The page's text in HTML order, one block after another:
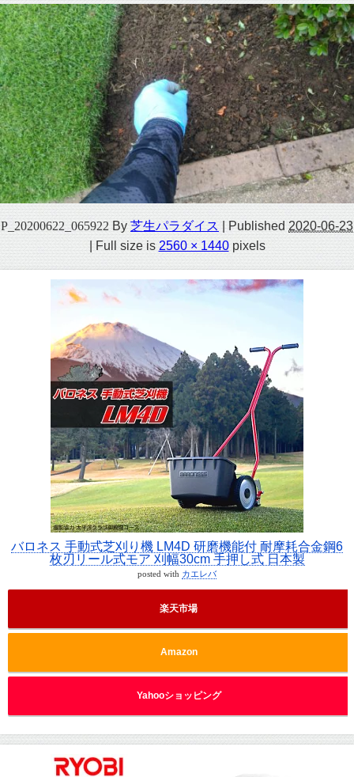
P_20200622_065922 By 芝生パラダイス Published 2020-06-23
| Full size is 2560 × 1440pixels
バロネス 手動式芝刈り機 LM4D 研磨機能付 耐摩耗合金鋼6
枚刃リール式モア 刈幅30cm 手押し式 日本製
posted with カエレバ
楽天市場
Amazon
Yahooショッピング